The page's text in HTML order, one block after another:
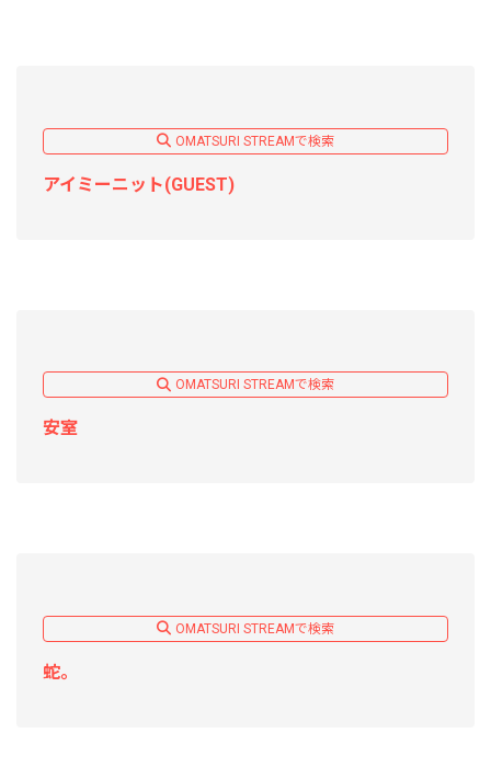
OMATSURI STREAMで検索
アイミーニット(GUEST)
OMATSURI STREAMで検索
安室
OMATSURI STREAMで検索
蛇。